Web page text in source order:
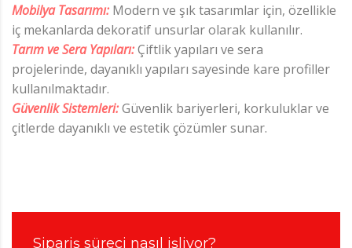
Mobilya Tasarımı: Modern ve şık tasarımlar için, özellikle
iç mekanlarda dekoratif unsurlar olarak kullanılır.
Tarım ve Sera Yapıları:Çiftlik yapıları ve sera
projelerinde, dayanıklı yapıları sayesinde kare profiller
kullanılmaktadır.
Güvenlik Sistemleri:Güvenlik bariyerleri, korkuluklar ve
çitlerde dayanıklı ve estetik çözümler sunar.
Sipariş süreci nasıl işliyor?